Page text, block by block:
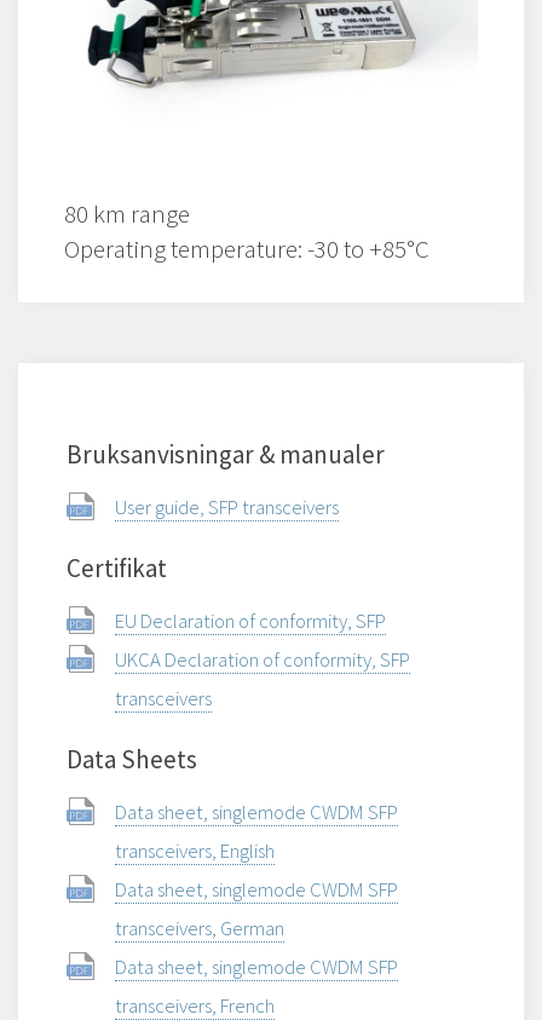
80 km range
Operating temperature: -30 to +85°C
Bruksanvisningar & manualer
User guide, SFP transceivers
Certifikat
EU Declaration of conformity, SFP
UKCA Declaration of conformity, SFP
transceivers
Data Sheets
Data sheet, singlemode CWDM SFP
transceivers, English
Data sheet, singlemode CWDM SFP
transceivers, German
Data sheet, singlemode CWDM SFP
transceivers, French